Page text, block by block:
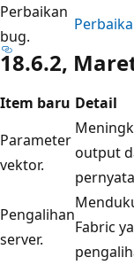
Perbaikan
bug.
18.6.2,
Item baru Detail
Parameter
vektor.
output
Pengalihan
server.
Fabric